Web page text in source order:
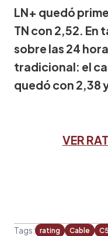
LN+ quedó
TN con 2,52. En
sobre las 24
tradicional: el
quedó con 2,38
VER
Tags: rating Cable